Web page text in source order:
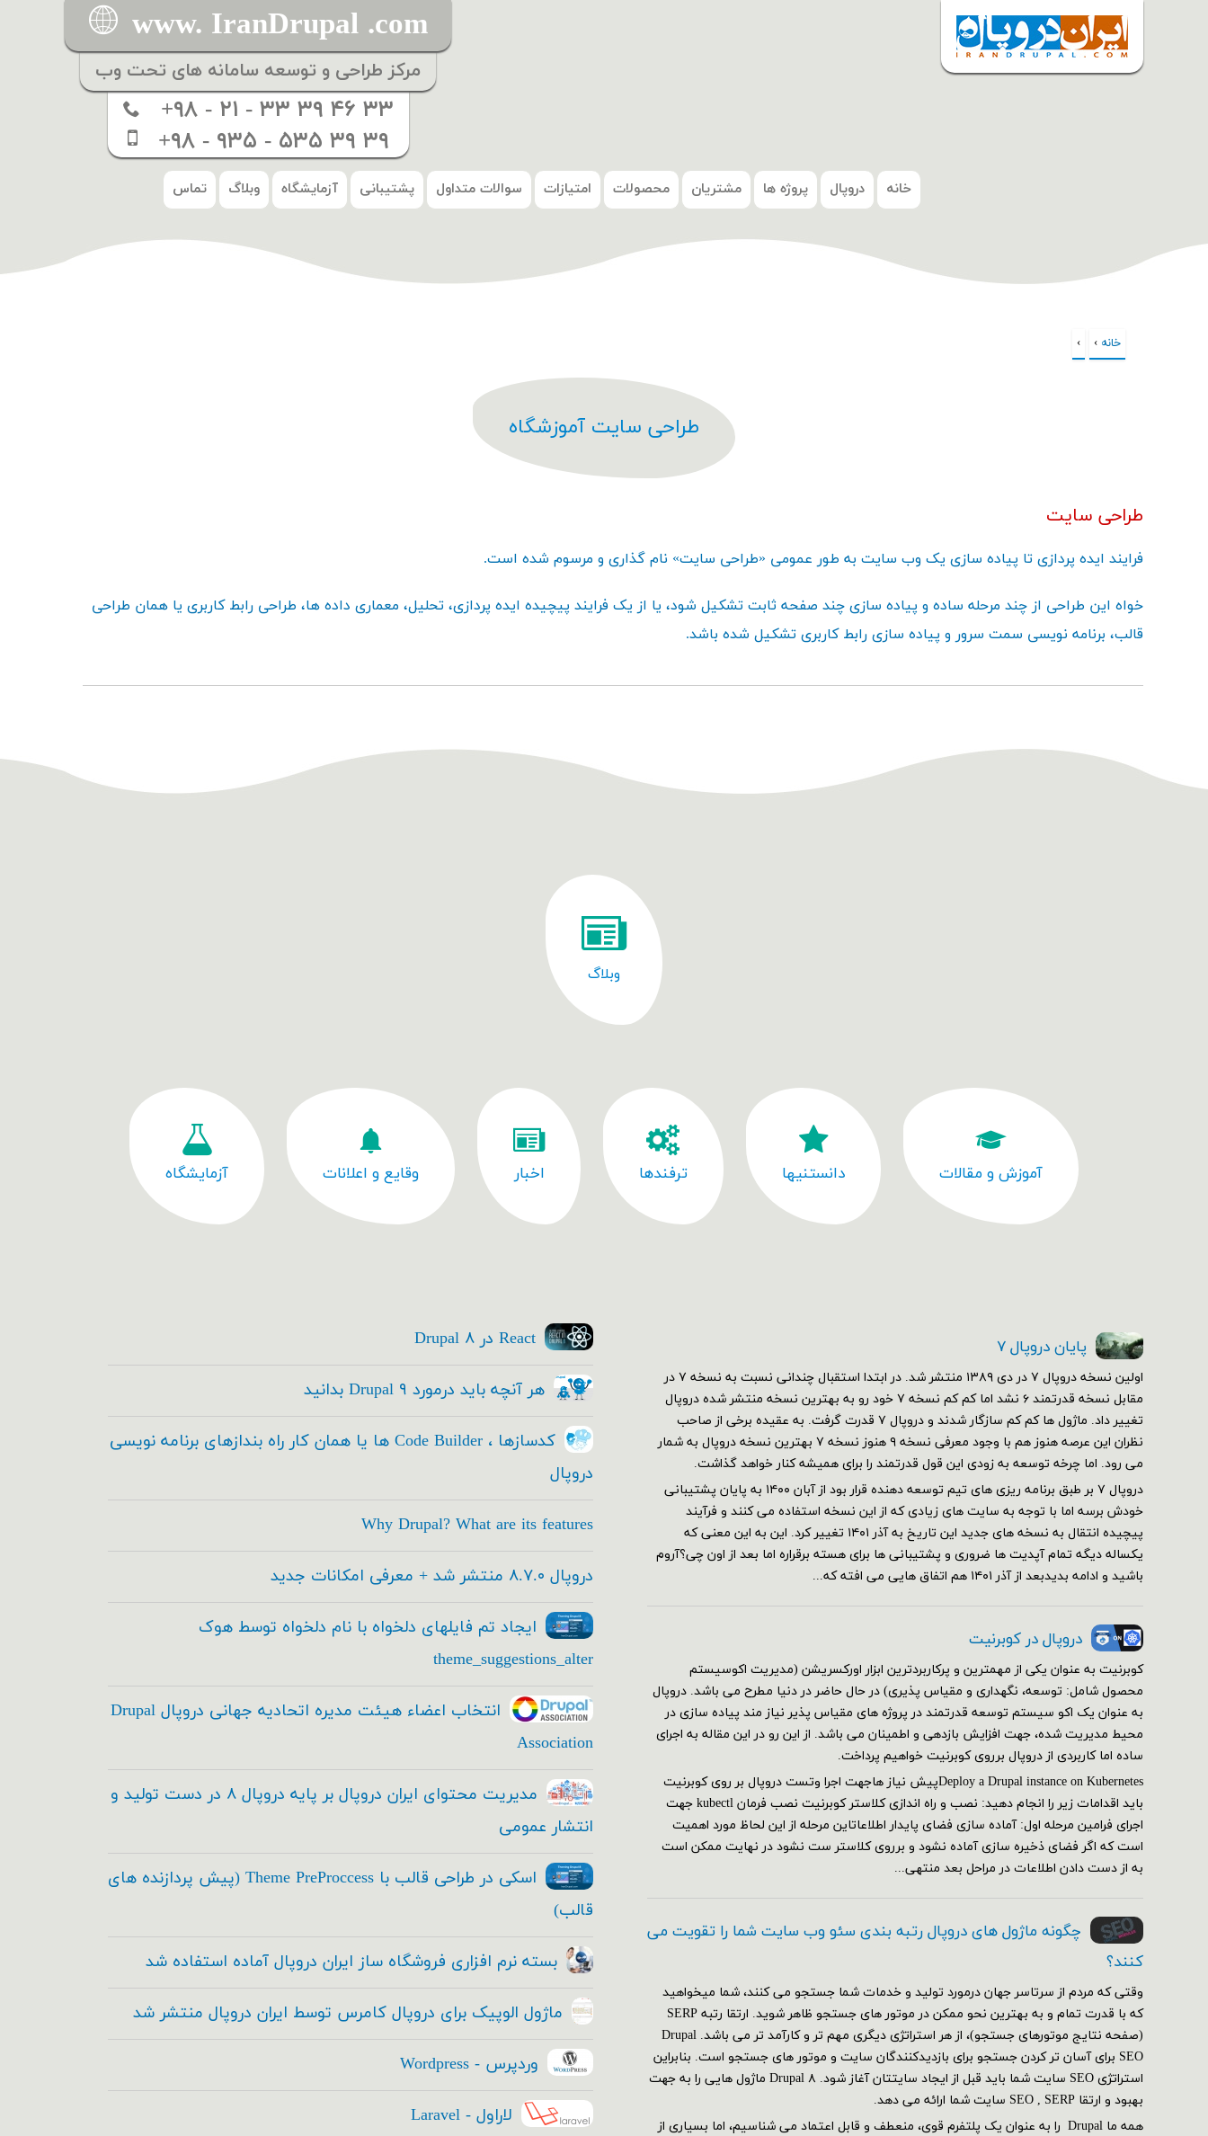
www. IranDrupal .com
مرکز طراحی و توسعه سامانه های تحت وب
+۹۸ - ۲۱ - ۳۳ ۳۹ ۴۶ ۳۳
+۹۸ - ۹۳۵ - ۵۳۵ ۳۹ ۳۹
خانه دروپال پروژه ها مشتریان محصولات امتیازات سوالات متداول پشتیبانی آزمایشگاه وبلاگ تماس
شما اینجا هستید
خانه ›
›
طراحی سایت آموزشگاه
طراحی سایت
فرایند ایده پردازی تا پیاده سازی یک وب سایت به طور عمومی «طراحی سایت» نام گذاری و مرسوم شده است.
خواه این طراحی از چند مرحله ساده و پیاده سازی چند صفحه ثابت تشکیل شود، یا از یک فرایند پیچیده ایده پردازی، تحلیل، معماری داده ها، طراحی رابط کاربری یا همان طراحی
قالب، برنامه نویسی سمت سرور و پیاده سازی رابط کاربری تشکیل شده باشد.
وبلاگ
آموزش و مقالات دانستنیها ترفندها اخبار وقایع و اعلانات آزمایشگاه
پایان دروپال ۷
اولین نسخه دروپال ۷ در دی ۱۳۸۹ منتشر شد. در ابتدا استقبال چندانی نسبت به نسخه ۷ در
مقابل نسخه قدرتمند ۶ نشد اما کم کم نسخه ۷ خود رو به بهترین نسخه منتشر شده دروپال
تغییر داد. ماژول ها کم کم سازگار شدند و دروپال ۷ قدرت گرفت. به عقیده برخی از صاحب
نظران این عرصه هنوز هم با وجود معرفی نسخه ۹ هنوز نسخه ۷ بهترین نسخه دروپال به شمار
می رود. اما چرخه توسعه به زودی این قول قدرتمند را برای همیشه کنار خواهد گذاشت.
دروپال ۷ بر طبق برنامه ریزی های تیم توسعه دهنده قرار بود از آبان ۱۴۰۰ به پایان پشتیبانی
خودش برسه اما با توجه به سایت های زیادی که از این نسخه استفاده می کنند و فرآیند
پیچیده انتقال به نسخه های جدید این تاریخ به آذر ۱۴۰۱ تغییر کرد. این به این معنی که
یکساله دیگه تمام آپدیت ها ضروری و پشتیبانی ها برای هسته برقراره اما بعد از اون چی؟آروم
باشید و ادامه بدیدبعد از آذر ۱۴۰۱ هم اتفاق هایی می افته که...
دروپال در کوبرنیت
کوبرنیت به عنوان یکی از مهمترین و پرکاربردترین ابزار اورکسریشن (مدیریت اکوسیستم
محصول شامل: توسعه، نگهداری و مقیاس پذیری) در حال حاضر در دنیا مطرح می باشد. دروپال
به عنوان یک اکو سیستم توسعه قدرتمند در پروژه های مقیاس پذیر نیاز مند پیاده سازی در
محیط مدیریت شده، جهت افزایش بازدهی و اطمینان می باشد. از این رو در این مقاله به اجرای
ساده اما کاربردی از دروپال برروی کوبرنیت خواهیم پرداخت.
Deploy a Drupal instance on Kubernetesپیش نیاز هاجهت اجرا وتست دروپال بر روی کوبرنیت
باید اقدامات زیر را انجام دهید: نصب و راه اندازی کلاستر کوبرنیت نصب فرمان kubectl جهت
اجرای فرامین مرحله اول: آماده سازی فضای پایدار اطلاعاتاین مرحله از این لحاظ مورد اهمیت
است که اگر فضای ذخیره سازی آماده نشود و برروی کلاستر ست نشود در نهایت ممکن است
به از دست دادن اطلاعات در مراحل بعد منتهی...
چگونه ماژول های دروپال رتبه بندی سئو وب سایت شما را تقویت می
کنند؟
وقتی که مردم از سرتاسر جهان درمورد تولید و خدمات شما جستجو می کنند، شما میخواهید
که با قدرت تمام و به بهترین نحو ممکن در موتور های جستجو ظاهر شوید. ارتقا رتبه SERP
(صفحه نتایج موتورهای جستجو)، از هر استراتژی دیگری مهم تر و کارآمد تر می باشد. Drupal
SEO برای آسان تر کردن جستجو برای بازدیدکنندگان سایت و موتور های جستجو است. بنابراین
استراتژی SEO سایت شما باید قبل از ایجاد سایتتان آغاز شود. Drupal ۸ ماژول هایی را به جهت
بهبود و ارتقا SEO , SERP سایت شما ارائه می دهد.
همه ما Drupal را به عنوان یک پلتفرم قوی، منعطف و قابل اعتماد می شناسیم، اما بسیاری از
React در Drupal ۸
هر آنچه باید درمورد Drupal ۹ بدانید
کدسازها ، Code Builder ها یا همان کار راه بندازهای برنامه نویسی
دروپال
Why Drupal? What are its features
دروپال ۸.۷.۰ منتشر شد + معرفی امکانات جدید
ایجاد تم فایلهای دلخواه با نام دلخواه توسط هوک
theme_suggestions_alter
انتخاب اعضاء هیئت مدیره اتحادیه جهانی دروپال Drupal
Association
مدیریت محتوای ایران دروپال بر پایه دروپال ۸ در دست تولید و
انتشار عمومی
اسکی در طراحی قالب با Theme PreProccess (پیش پردازنده های
قالب)
بسته نرم افزاری فروشگاه ساز ایران دروپال آماده استفاده شد
ماژول الوپیک برای دروپال کامرس توسط ایران دروپال منتشر شد
وردپرس - Wordpress
لاراول - Laravel